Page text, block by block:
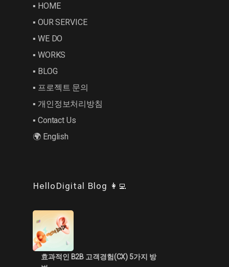
▪︎ HOME
▪︎ OUR SERVICE
▪︎ WE DO
▪︎ WORKS
▪︎ BLOG
▪︎ 프로젝트 문의
▪︎ 개인정보처리방침
▪︎ Contact Us
🌍 English
HelloDigital Blog 👩‍💻
효과적인 B2B 고객경험(CX) 5가지 방